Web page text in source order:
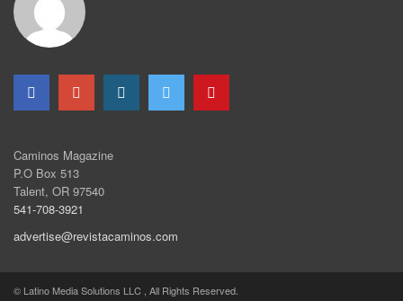
Caminos Magazine
P.O Box 513
Talent, OR 97540
541-708-3921
advertise@revistacaminos.com
© Latino Media Solutions LLC , All Rights Reserved.